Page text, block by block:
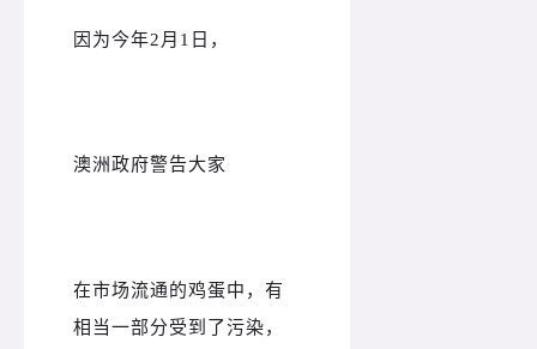
因为今年2月1日，
澳洲政府警告大家
在市场流通的鸡蛋中，有
相当一部分受到了污染，